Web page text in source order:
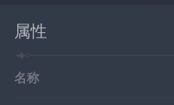
属性
名称